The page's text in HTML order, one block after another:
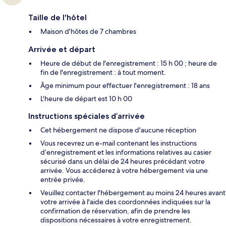
Taille de l'hôtel
Maison d'hôtes de 7 chambres
Arrivée et départ
Heure de début de l'enregistrement : 15 h 00 ; heure de
fin de l'enregistrement : à tout moment.
Âge minimum pour effectuer l'enregistrement : 18 ans
L'heure de départ est 10 h 00
Instructions spéciales d’arrivée
Cet hébergement ne dispose d'aucune réception
Vous recevrez un e-mail contenant les instructions
d’enregistrement et les informations relatives au casier
sécurisé dans un délai de 24 heures précédant votre
arrivée. Vous accéderez à votre hébergement via une
entrée privée.
Veuillez contacter l'hébergement au moins 24 heures avant
votre arrivée à l'aide des coordonnées indiquées sur la
confirmation de réservation, afin de prendre les
dispositions nécessaires à votre enregistrement.